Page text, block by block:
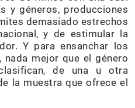
y géneros, producciones
demasiado estrechos
y de estimular la
Y para ensanchar los
mejor que el género
de una u otra
la muestra que ofrece el